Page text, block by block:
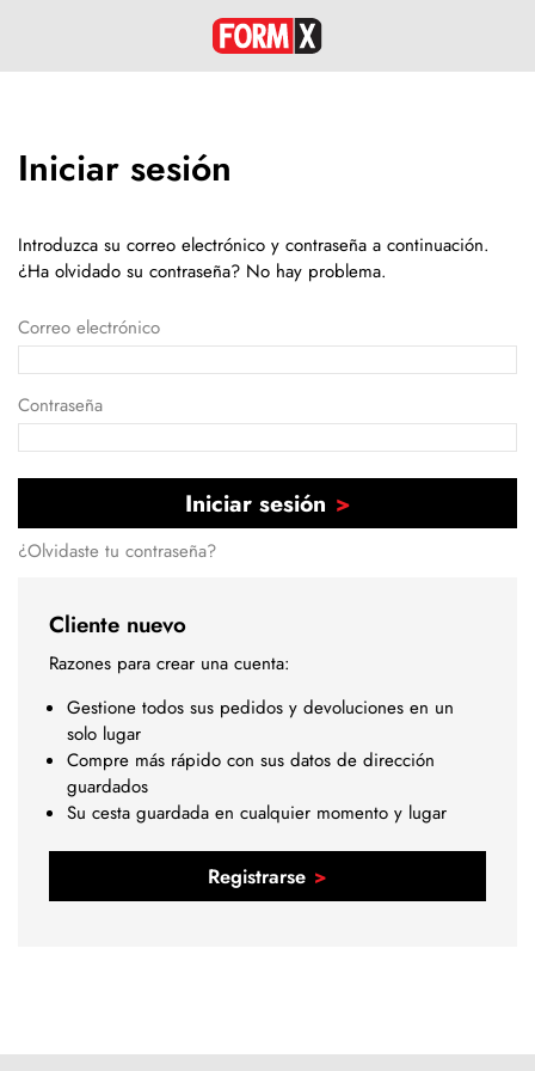
Iniciar sesión
Introduzca su correo electrónico y contraseña a continuación.
¿Ha olvidado su contraseña? No hay problema.
Correo electrónico
Contraseña
Iniciar sesión
¿Olvidaste tu contraseña?
Cliente nuevo
Razones para crear una cuenta:
Gestione todos sus pedidos y devoluciones en un
solo lugar
Compre más rápido con sus datos de dirección
guardados
Su cesta guardada en cualquier momento y lugar
Registrarse